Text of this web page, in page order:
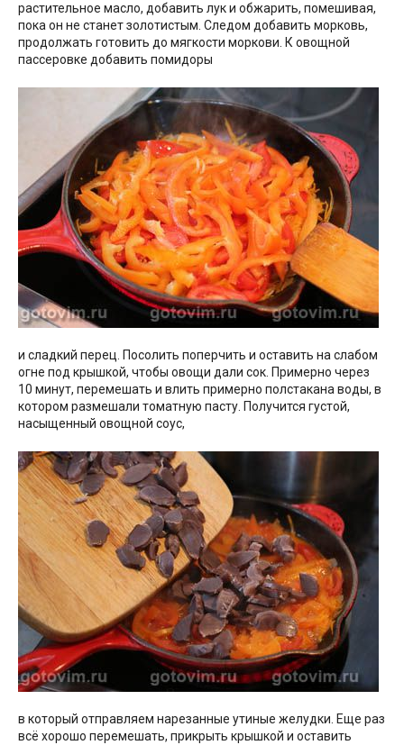
растительное масло, добавить лук и обжарить, помешивая,
пока он не станет золотистым. Следом добавить морковь,
продолжать готовить до мягкости моркови. К овощной
пассеровке добавить помидоры
и сладкий перец. Посолить поперчить и оставить на слабом
огне под крышкой, чтобы овощи дали сок. Примерно через
10 минут, перемешать и влить примерно полстакана воды, в
котором размешали томатную пасту. Получится густой,
насыщенный овощной соус,
в который отправляем нарезанные утиные желудки. Еще раз
всё хорошо перемешать, прикрыть крышкой и оставить